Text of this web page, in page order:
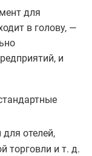
для
в голову, —
и
отелей,
торговли и т. д.